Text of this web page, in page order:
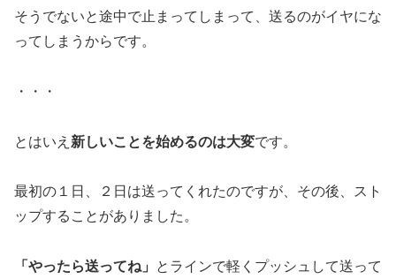
そうでないと途中で止まってしまって、送るのがイヤにな
ってしまうからです。
・・・
とはいえ 新しいことを始めるのは大変です。
最初の１日、２日は送ってくれたのですが、その後、スト
ップすることがありました。
「やったら送ってね」
とラインで軽くプッシュして送って